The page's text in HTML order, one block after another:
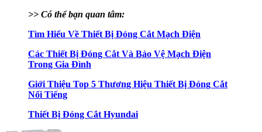
>> Có thể bạn quan tâm:
Tìm Hiểu Về Thiết Bị Đóng Cắt Mạch Điện
Các Thiết Bị Đóng Cắt Và Bảo Vệ Mạch Điện
Trong Gia Đình
Giới Thiệu Top 5 Thương Hiệu Thiết Bị Đóng Cắt
Nổi Tiếng
Thiết Bị Đóng Cắt Hyundai